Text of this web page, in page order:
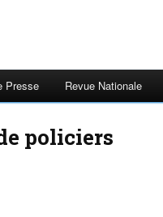
Presse Revue Nationale
policiers